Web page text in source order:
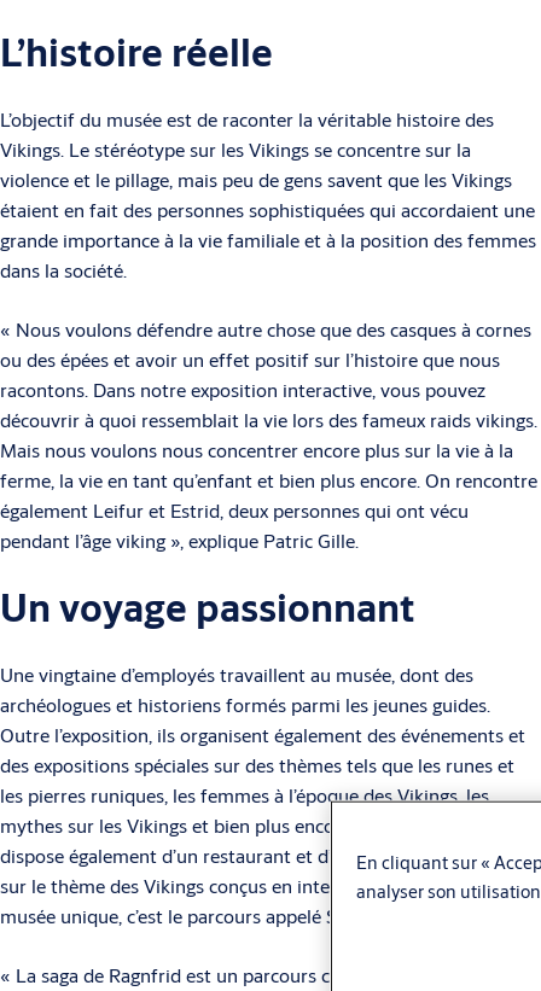
L’histoire réelle
L’objectif du musée est de raconter la véritable histoire des
Vikings. Le stéréotype sur les Vikings se concentre sur la
violence et le pillage, mais peu de gens savent que les Vikings
étaient en fait des personnes sophistiquées qui accordaient une
grande importance à la vie familiale et à la position des femmes
dans la société.
« Nous voulons défendre autre chose que des casques à cornes
ou des épées et avoir un effet positif sur l’histoire que nous
racontons. Dans notre exposition interactive, vous pouvez
découvrir à quoi ressemblait la vie lors des fameux raids vikings.
Mais nous voulons nous concentrer encore plus sur la vie à la
ferme, la vie en tant qu’enfant et bien plus encore. On rencontre
également Leifur et Estrid, deux personnes qui ont vécu
pendant l’âge viking », explique Patric Gille.
Un voyage passionnant
Une vingtaine d’employés travaillent au musée, dont des
archéologues et historiens formés parmi les jeunes guides.
Outre l’exposition, ils organisent également des événements et
des expositions spéciales sur des thèmes tels que les runes et
les pierres runiques, les femmes à l’époque des Vikings, les
mythes sur les Vikings et bien plus encore. L’ancien chalet
dispose également d’un restaurant et d’un magasin de souvenirs
sur le thème des Vikings conçus en interne. Mais ce qui rend le
musée unique, c’est le parcours appelé Saga de Ragnfrid.
« La saga de Ragnfrid est un parcours captivant qui ramène le
En cliquant sur «
analyser son